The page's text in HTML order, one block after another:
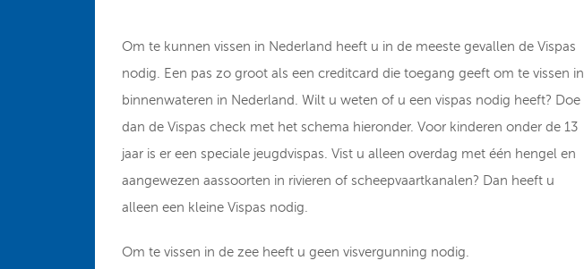
Om te kunnen vissen in Nederland heeft u in de meeste gevallen de Vispas
nodig. Een pas zo groot als een creditcard die toegang geeft om te vissen in
binnenwateren in Nederland. Wilt u weten of u een vispas nodig heeft? Doe
dan de Vispas check met het schema hieronder. Voor kinderen onder de 13
jaar is er een speciale jeugdvispas. Vist u alleen overdag met één hengel en
aangewezen aassoorten in rivieren of scheepvaartkanalen? Dan heeft u
alleen een kleine Vispas nodig.
Om te vissen in de zee heeft u geen visvergunning nodig.